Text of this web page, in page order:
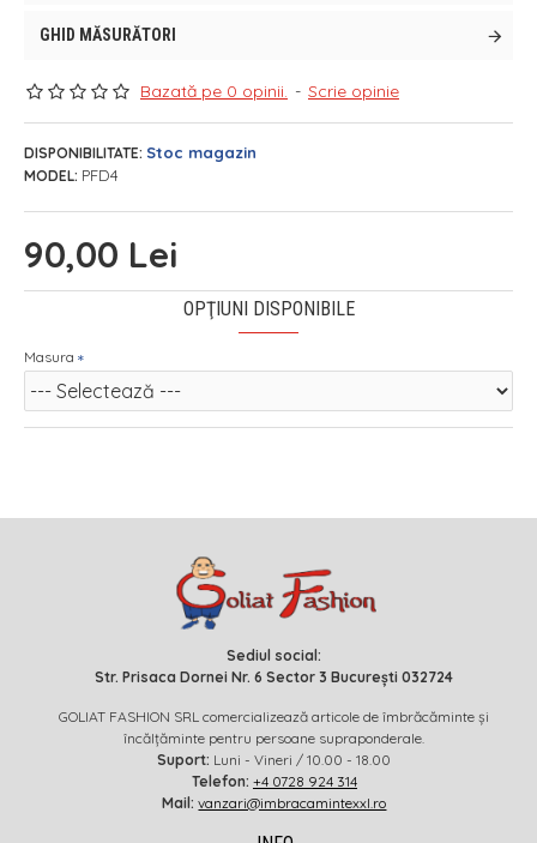
GHID MĂSURĂTORI
Bazată pe 0 opinii. - Scrie opinie
90,00 Lei
DISPONIBILITATE: Stoc magazin
MODEL: PFD4
OPŢIUNI DISPONIBILE
Masura
Sediul social:
Str. Prisaca Dornei Nr. 6 Sector 3 București 032724
GOLIAT FASHION SRL comercializează articole de îmbrăcăminte și
încălțăminte pentru persoane supraponderale.
Suport: Luni - Vineri / 10.00 - 18.00
Telefon: +4 0728 924 314
Mail: vanzari@imbracamintexxl.ro